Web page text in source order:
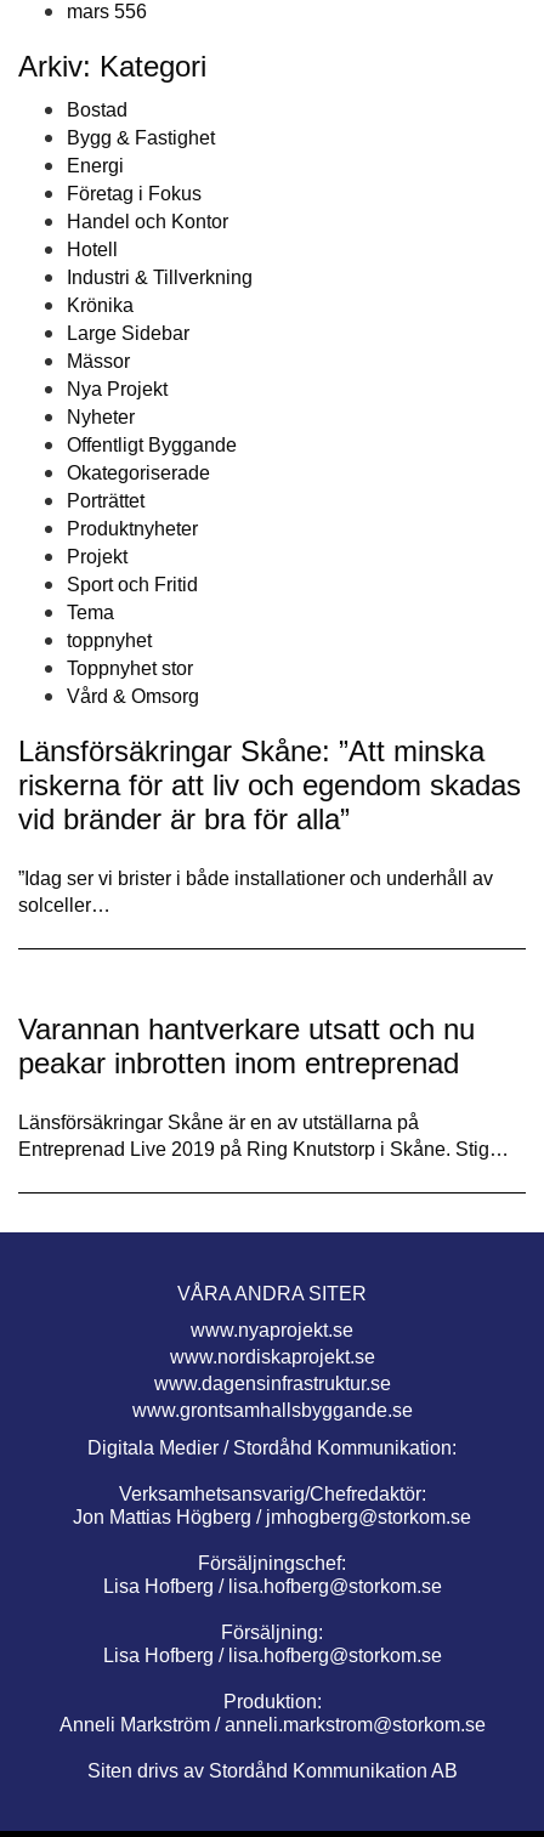
mars 556
Arkiv: Kategori
Bostad
Bygg & Fastighet
Energi
Företag i Fokus
Handel och Kontor
Hotell
Industri & Tillverkning
Krönika
Large Sidebar
Mässor
Nya Projekt
Nyheter
Offentligt Byggande
Okategoriserade
Porträttet
Produktnyheter
Projekt
Sport och Fritid
Tema
toppnyhet
Toppnyhet stor
Vård & Omsorg
Länsförsäkringar Skåne: ”Att minska
riskerna för att liv och egendom skadas
vid bränder är bra för alla”
”Idag ser vi brister i både installationer och underhåll av
solceller…
Varannan hantverkare utsatt och nu
peakar inbrotten inom entreprenad
Länsförsäkringar Skåne är en av utställarna på
Entreprenad Live 2019 på Ring Knutstorp i Skåne. Stig…
VÅRA ANDRA SITER
www.nyaprojekt.se
www.nordiskaprojekt.se
www.dagensinfrastruktur.se
www.grontsamhallsbyggande.se
Digitala Medier / Stordåhd Kommunikation:
Verksamhetsansvarig/Chefredaktör:
Jon Mattias Högberg / jmhogberg@storkom.se
Försäljningschef:
Lisa Hofberg / lisa.hofberg@storkom.se
Försäljning:
Lisa Hofberg / lisa.hofberg@storkom.se
Produktion:
Anneli Markström /anneli.markstrom@storkom.se
Siten drivs av Stordåhd Kommunikation AB